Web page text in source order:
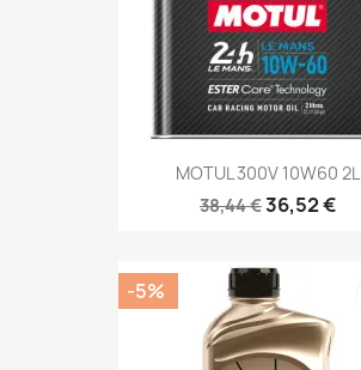
MOTUL 300V 10W60 2L
38,44 €36,52 €
-5%